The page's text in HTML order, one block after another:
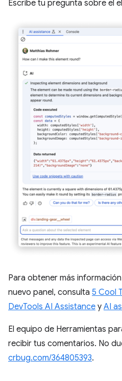
Escribe tu pregunta sobre el
Para obtener más
nuevo panel, consulta 5 Cool
DevTools AI Assistance y AI
El equipo de Herramientas
recibir tus comentarios. No
crbug.com/364805393.